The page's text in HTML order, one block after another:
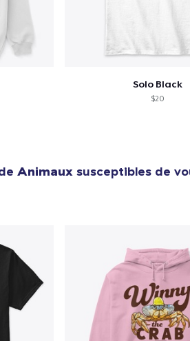
Solo Black
$20
Animaux susceptibles de
20,99 $US
Comfort Tee